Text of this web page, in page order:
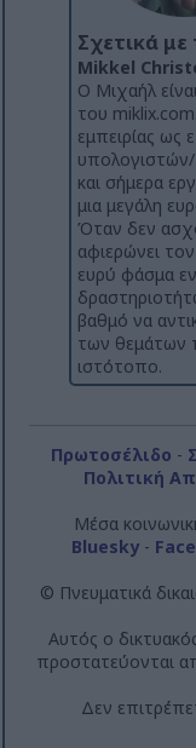
Σχετικά
Mikkel
Ο Μιχαήλ
του
εμπειρίας ως
υπολογιστών/
και σήμερα
μια μεγάλη
Όταν δεν
αφιερώνει
ευρύ φάσμα
βαθμό να
των θεμάτων
ιστότοπο.
Πρωτοσέλιδο -
Πολιτική
Μέσα
Bluesky-
© Πνευματικά
Αυτός ο
προστατεύονται
Δεν